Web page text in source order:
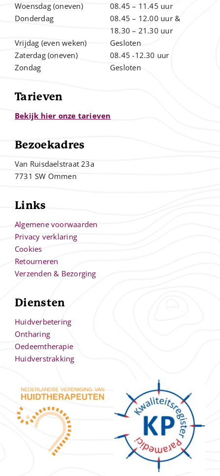
Woensdag (oneven)
Donderdag
Vrijdag (even weken)
Zaterdag (oneven)
Zondag
08.45 – 11.45 uur
08.45 – 12.00 uur &
18.30 – 21.30 uur
Gesloten
08.45 -12.30 uur
Gesloten
Tarieven
Bekijk hier onze tarieven
Bezoekadres
Van Ruisdaelstraat 23a
7731 SW Ommen
Links
Algemene voorwaarden
Privacy verklaring
Cookies
Retourneren
Verzenden & Bezorging
Diensten
Huidverbetering
Ontharing
Oedeemtherapie
Huidverstrakking